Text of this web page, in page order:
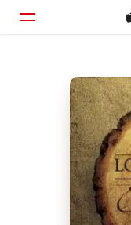
Home
Browse
Search